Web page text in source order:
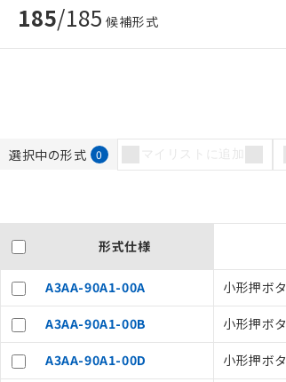
185/185 候補形式
選択中の形式 0 マイリストに追加
形式仕様
A3AA-90A1-00A 小形押ボ
A3AA-90A1-00B 小形押ボ
A3AA-90A1-00D 小形押ボ